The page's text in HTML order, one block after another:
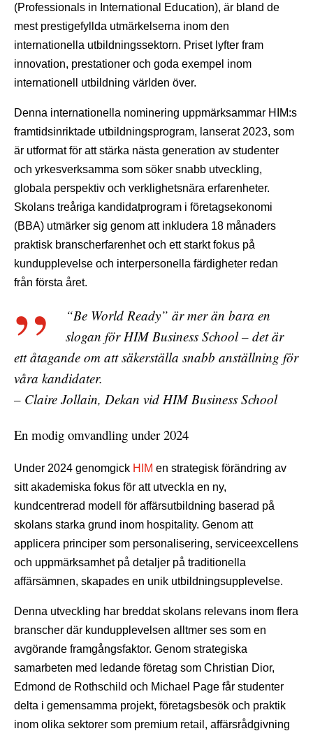
(Professionals in International Education), är bland de
mest prestigefyllda utmärkelserna inom den
internationella utbildningssektorn. Priset lyfter fram
innovation, prestationer och goda exempel inom
internationell utbildning världen över.
Denna internationella nominering uppmärksammar HIM:s
framtidsinriktade utbildningsprogram, lanserat 2023, som
är utformat för att stärka nästa generation av studenter
och yrkesverksamma som söker snabb utveckling,
globala perspektiv och verklighetsnära erfarenheter.
Skolans treåriga kandidatprogram i företagsekonomi
(BBA) utmärker sig genom att inkludera 18 månaders
praktisk branscherfarenhet och ett starkt fokus på
kundupplevelse och interpersonella färdigheter redan
från första året.
“Be World Ready” är mer än bara en
slogan för HIM Business School – det är
ett åtagande om att säkerställa snabb anställning för
våra kandidater.
– Claire Jollain, Dekan vid HIM Business School
En modig omvandling under 2024
Under 2024 genomgick HIM en strategisk förändring av
sitt akademiska fokus för att utveckla en ny,
kundcentrerad modell för affärsutbildning baserad på
skolans starka grund inom hospitality. Genom att
applicera principer som personalisering, serviceexcellens
och uppmärksamhet på detaljer på traditionella
affärsämnen, skapades en unik utbildningsupplevelse.
Denna utveckling har breddat skolans relevans inom flera
branscher där kundupplevelsen alltmer ses som en
avgörande framgångsfaktor. Genom strategiska
samarbeten med ledande företag som Christian Dior,
Edmond de Rothschild och Michael Page får studenter
delta i gemensamma projekt, företagsbesök och praktik
inom olika sektorer som premium retail, affärsrådgivning